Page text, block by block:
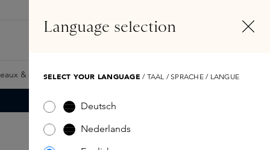
& Giftcards Samples Skins Exclusives Skins
Language selection
SELECT YOUR LANGUAGE / TAAL / SPRACHE / LANGUE
Deutsch
Nederlands